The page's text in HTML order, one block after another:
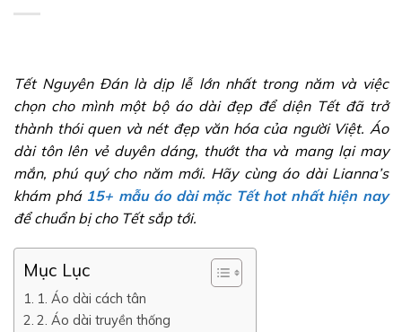
Tết Nguyên Đán là dịp lễ lớn nhất trong năm và việc
chọn cho mình một bộ áo dài đẹp để diện Tết đã trở
thành thói quen và nét đẹp văn hóa của người Việt. Áo
dài tôn lên vẻ duyên dáng, thướt tha và mang lại may
mắn, phú quý cho năm mới. Hãy cùng áo dài Lianna’s
khám phá 15+ mẫu áo dài mặc Tết hot nhất hiện nay
để chuẩn bị cho Tết sắp tới.
Mục Lục
1. Áo dài cách tân
2. Áo dài truyền thống